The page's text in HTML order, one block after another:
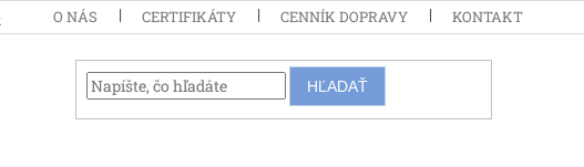
O NÁS CERTIFIKÁTY CENNÍK DOPRAVY KONTAKT
HĽADAŤ